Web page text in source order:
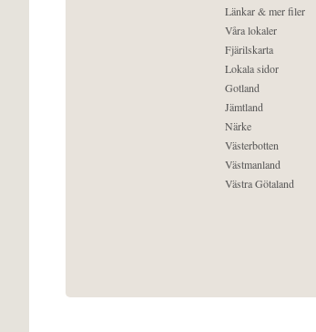
Länkar & mer filer
Våra lokaler
Fjärilskarta
Lokala sidor
Gotland
Jämtland
Närke
Västerbotten
Västmanland
Västra Götaland